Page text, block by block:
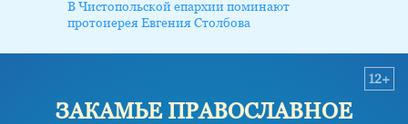
В Чистопольской епархии поминают
протоиерея Евгения Столбова
ЗАКАМЬЕ ПРАВОСЛАВНОЕ
12+